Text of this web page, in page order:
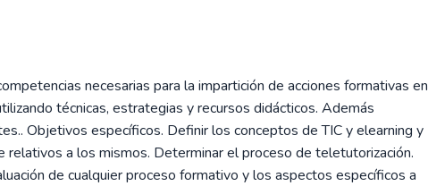
necesarias para la impartición de acciones formativas en
técnicas, estrategias y recursos didácticos. Además
Objetivos específicos. Definir los conceptos de TIC y elearning y
relativos a los mismos. Determinar el proceso de teletutorización.
de cualquier proceso formativo y los aspectos específicos a